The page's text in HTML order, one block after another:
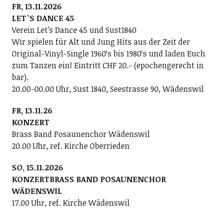
FR, 13.11.2026
LETʼS DANCE 45
Verein Letʼs Dance 45 und Sust1840
Wir spielen für Alt und Jung Hits aus der Zeit der
Original-Vinyl-Single 1960ʻs bis 1980ʻs und laden Euch
zum Tanzen ein! Eintritt CHF 20.- (epochengerecht in
bar).
20.00-00.00 Uhr, Sust 1840, Seestrasse 90, Wädenswil
FR, 13.11.26
KONZERT
Brass Band Posaunenchor Wädenswil
20.00 Uhr, ref. Kirche Oberrieden
SO, 15.11.2026
KONZERTBRASS BAND POSAUNENCHOR
WÄDENSWIL
17.00 Uhr, ref. Kirche Wädenswil